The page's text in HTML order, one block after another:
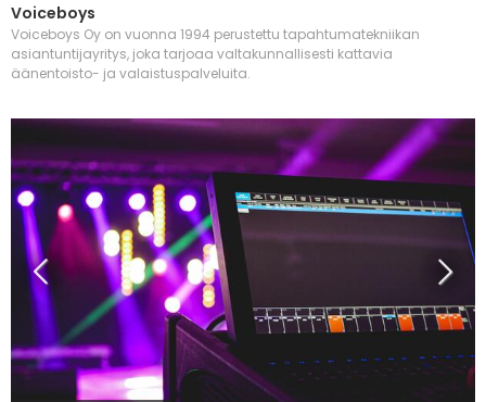
Voiceboys
Voiceboys Oy on vuonna 1994 perustettu tapahtumatekniikan
asiantuntijayritys, joka tarjoaa valtakunnallisesti kattavia
äänentoisto- ja valaistuspalveluita.